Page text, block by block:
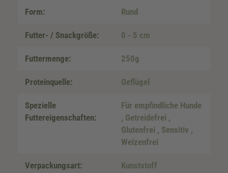
Form: Rund
Futter- / Snackgröße: 0 - 5 cm
Futtermenge: 250g
Proteinquelle: Geflügel
Spezielle
Futtereigenschaften:
Für empfindliche Hunde
, Getreidefrei ,
Glutenfrei , Sensitiv ,
Weizenfrei
Verpackungsart: Kunststoff